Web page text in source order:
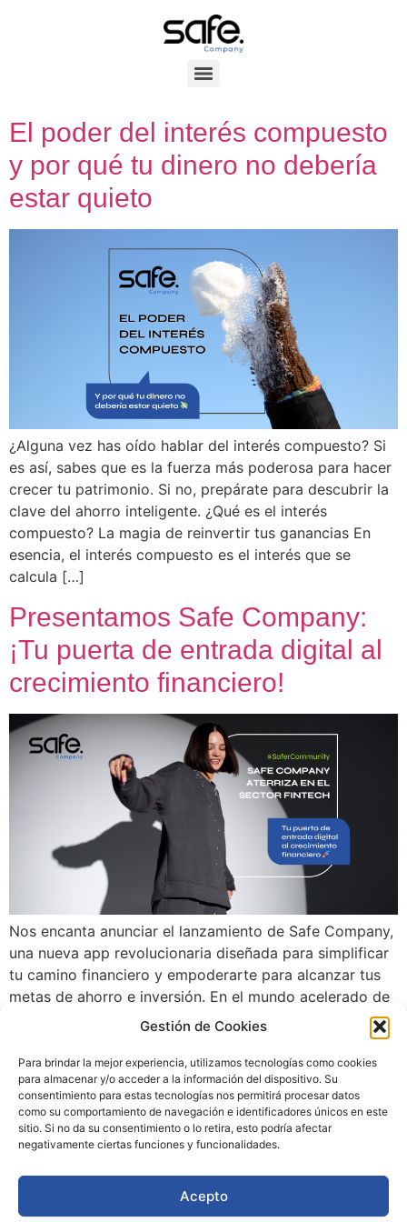
Gestión de Cookies
Para brindar la mejor experiencia, utilizamos tecnologías como cookies
para almacenar y/o acceder a la información del dispositivo. Su
consentimiento para estas tecnologías nos permitirá procesar datos
como su comportamiento de navegación e identificadores únicos en este
sitio. Si no da su consentimiento o lo retira, esto podría afectar
negativamente ciertas funciones y funcionalidades.
Acepto
El poder del interés compuesto
y por qué tu dinero no debería
estar quieto
¿Alguna vez has oído hablar del interés compuesto? Si
es así, sabes que es la fuerza más poderosa para hacer
crecer tu patrimonio. Si no, prepárate para descubrir la
clave del ahorro inteligente. ¿Qué es el interés
compuesto? La magia de reinvertir tus ganancias En
esencia, el interés compuesto es el interés que se
calcula […]
Presentamos Safe Company:
¡Tu puerta de entrada digital al
crecimiento financiero!
Nos encanta anunciar el lanzamiento de Safe Company,
una nueva app revolucionaria diseñada para simplificar
tu camino financiero y empoderarte para alcanzar tus
metas de ahorro e inversión. En el mundo acelerado de
hoy, gestionar tus finanzas debe ser intuitivo, accesible
y gratificante. ¡Safe Company está aquí para hacerlo
realidad! ¿Qué es Safe Company? Tu […]